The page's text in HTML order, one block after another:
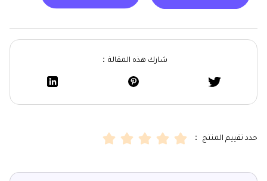
شارك هذه المقالة：
حدد تقييم المنتج ：